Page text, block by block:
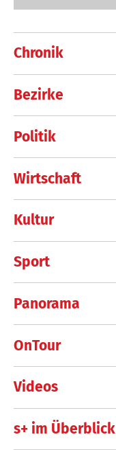
Chronik
Bezirke
Politik
Wirtschaft
Kultur
Sport
Panorama
OnTour
Videos
s+ im Überblick